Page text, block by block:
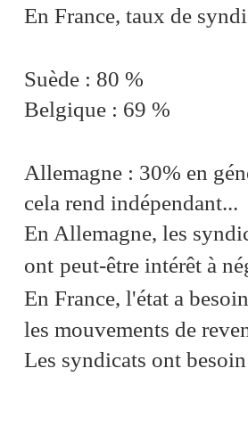
En France, taux de
Suède : 80 %
Belgique : 69 %
Allemagne : 30% en
cela rend indépendant...
En Allemagne, les
ont peut-être intérêt à
En France, l'état a
les mouvements de
Les syndicats ont